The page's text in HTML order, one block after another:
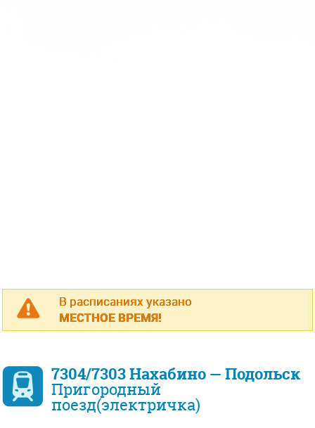
В расписаниях указано
МЕСТНОЕ ВРЕМЯ!
7304/7303 Нахабино — Подольск
Пригородный
поезд(электричка)